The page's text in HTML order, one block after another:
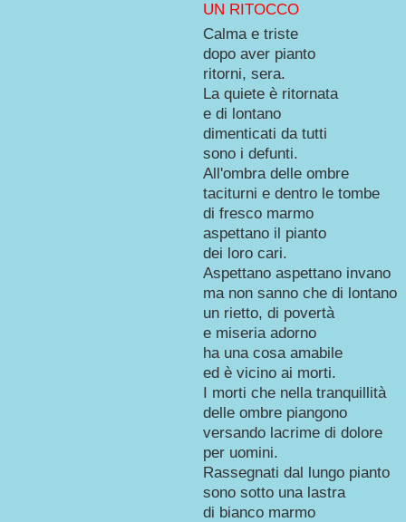
UN RITOCCO
Calma e triste
dopo aver pianto
ritorni, sera.
La quiete è ritornata
e di lontano
dimenticati da tutti
sono i defunti.
All'ombra delle ombre
taciturni e dentro le tombe
di fresco marmo
aspettano il pianto
dei loro cari.
Aspettano aspettano invano
ma non sanno che di lontano
un rietto, di povertà
e miseria adorno
ha una cosa amabile
ed è vicino ai morti.
I morti che nella tranquillità
delle ombre piangono
versando lacrime di dolore
per uomini.
Rassegnati dal lungo pianto
sono sotto una lastra
di bianco marmo